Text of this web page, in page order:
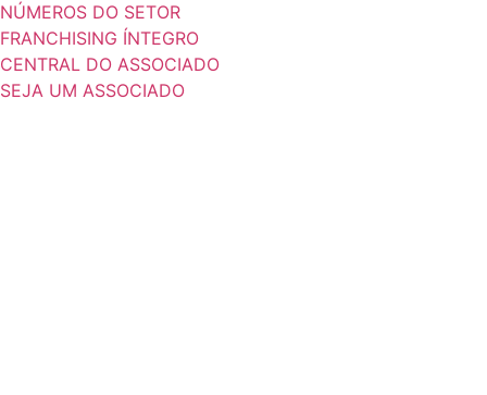
NÚMEROS DO SETOR
FRANCHISING ÍNTEGRO
CENTRAL DO ASSOCIADO
SEJA UM ASSOCIADO